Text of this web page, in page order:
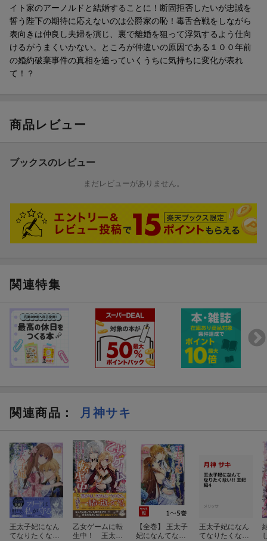
イト家のアーノルドと結婚することに！断固拒否したいが忠誠を
誓う陛下の期待に応えないのは公爵家の恥！毒舌合戦をしながら
表向きは仲良し夫婦を演じ、裏で離婚を狙って浮気するよう仕向
けるがうまくいかない。ところが仲違いの原因である１００年前
の婚約破棄事件の真相を追っていくうちに気持ちに変化が表れ
て！？
商品レビュー
ブックスのレビュー
まだレビューがありません。
関連特集
関連商品 ： 月神サキ
王太子妃になん
てなりたくない!!
乙女ゲームに転
生中！ 王太子
【全巻】 王太子
妃になんてなり
王太子妃になん
てなりたくない!!